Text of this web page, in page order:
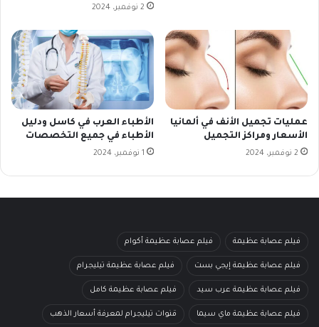
2 نوفمبر، 2024
عمليات تجميل الأنف في ألمانيا
الأسعار ومراكز التجميل
2 نوفمبر، 2024
الأطباء العرب في كاسل ودليل
الأطباء في جميع التخصصات
1 نوفمبر، 2024
فيلم عصابة عظيمة فيلم عصابة عظيمة أكوام
فيلم عصابة عظيمة إيجي بست فيلم عصابة عظيمة تيليجرام
فيلم عصابة عظيمة عرب سيد فيلم عصابة عظيمة كامل
فيلم عصابة عظيمة ماي سيما قنوات تيليجرام لمعرفة أسعار الذهب